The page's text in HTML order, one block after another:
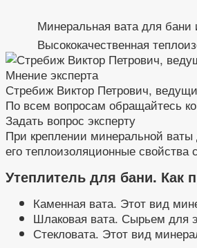
Минеральная вата для бани
Высококачественная
Мнение эксперта
Стребиж Виктор Петрович,
По всем вопросам обращайтесь
Задать вопрос эксперту
При креплении минеральной
его теплоизоляционные
Утеплитель для бани. Как
Каменная вата. Этот вид
Шлаковая вата. Сырьем для
Стекловата. Этот вид